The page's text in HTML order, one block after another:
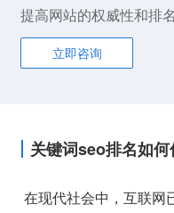
提高网站的权威性和排名
立即咨询
关键词seo排名如何
在现代社会中，互联网